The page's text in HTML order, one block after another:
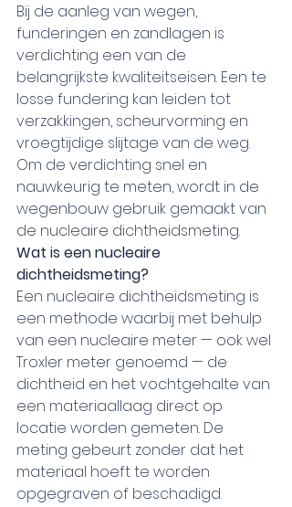
Bij de aanleg van wegen,
funderingen en zandlagen is
verdichting een van de
belangrijkste kwaliteitseisen. Een te
losse fundering kan leiden tot
verzakkingen, scheurvorming en
vroegtijdige slijtage van de weg.
Om de verdichting snel en
nauwkeurig te meten, wordt in de
wegenbouw gebruik gemaakt van
de nucleaire dichtheidsmeting.
Wat is een nucleaire
dichtheidsmeting?
Een nucleaire dichtheidsmeting is
een methode waarbij met behulp
van een nucleaire meter — ook wel
Troxler meter genoemd — de
dichtheid en het vochtgehalte van
een materiaallaag direct op
locatie worden gemeten. De
meting gebeurt zonder dat het
materiaal hoeft te worden
opgegraven of beschadigd.